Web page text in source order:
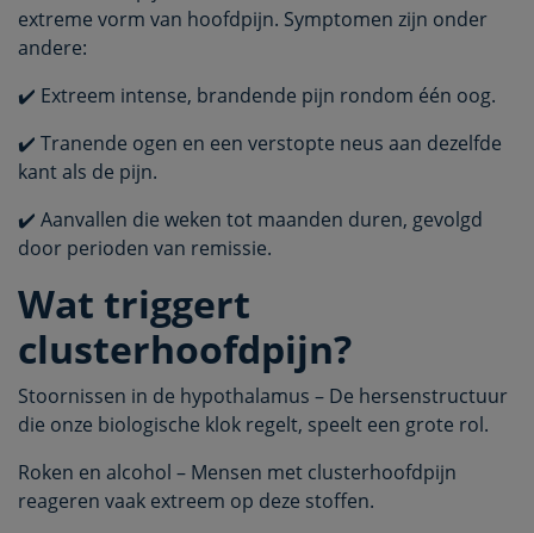
extreme vorm van hoofdpijn. Symptomen zijn onder
andere:
✔️ Extreem intense, brandende pijn rondom één oog.
✔️ Tranende ogen en een verstopte neus aan dezelfde
kant als de pijn.
✔️ Aanvallen die weken tot maanden duren, gevolgd
door perioden van remissie.
Wat triggert
clusterhoofdpijn?
Stoornissen in de hypothalamus – De hersenstructuur
die onze biologische klok regelt, speelt een grote rol.
Roken en alcohol – Mensen met clusterhoofdpijn
reageren vaak extreem op deze stoffen.